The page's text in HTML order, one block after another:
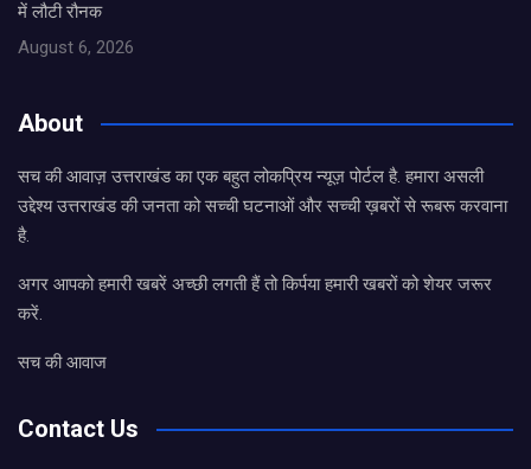
में लौटी रौनक
August 6, 2026
About
सच की आवाज़ उत्तराखंड का एक बहुत लोकप्रिय न्यूज़ पोर्टल है. हमारा असली
उद्देश्य उत्तराखंड की जनता को सच्ची घटनाओं और सच्ची ख़बरों से रूबरू करवाना
है.
अगर आपको हमारी खबरें अच्छी लगती हैं तो किर्पया हमारी खबरों को शेयर जरूर
करें.
सच की आवाज
Contact Us